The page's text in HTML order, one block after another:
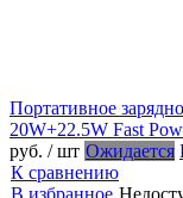
Портативное
20W+22.5W Fast
руб. / шт Ожидается
К сравнению